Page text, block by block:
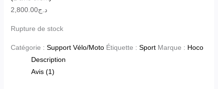
د.ج2,800.00
Rupture de stock
Catégorie : Support Vélo/Moto Étiquette : Sport Marque : Hoco
Description
Avis (1)